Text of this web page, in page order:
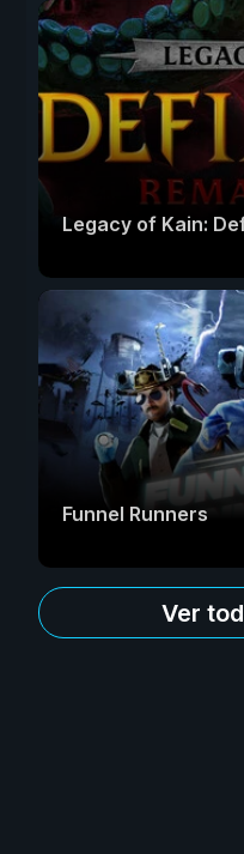
Legacy of Kain:
Funnel Runners
Ver